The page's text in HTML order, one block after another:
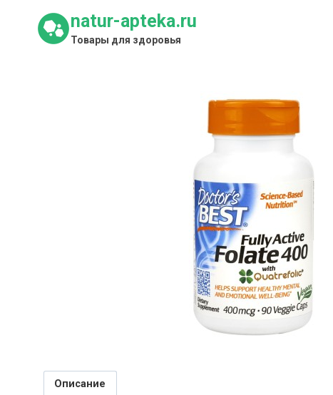
содержимому
natur-apteka.ru
Товары для здоровья
Описание